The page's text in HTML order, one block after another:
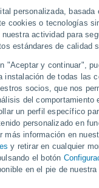
personalizada, basada
cookies o tecnologías
actividad para
estándares de calidad
"Aceptar y continuar",
instalación de todas las
socios, que nos
del comportamiento
un perfil específico
personalizado en
más información en
y retirar en cualquier
el botón
en el pie de nuestra
provoca
el sur de
registrado
en la zona
granizo, vientos
caos y alertas